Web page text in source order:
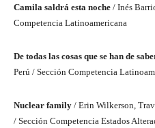
Camila saldrá esta noche / Inés
Competencia Latinoamericana
De todas las cosas que se han de
Perú / Sección Competencia
Nuclear family / Erin Wilkerson,
/ Sección Competencia Estados